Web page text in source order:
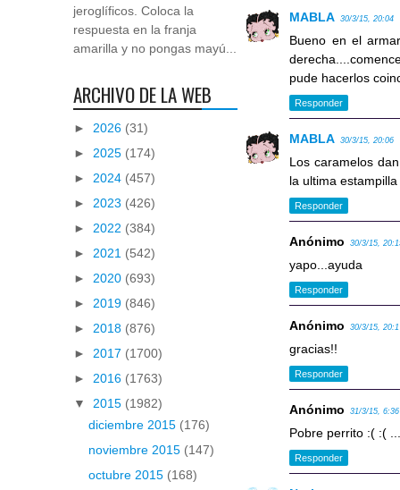
MABLA 30/3/15, 20:04
Bueno en el
pude hacerlos
Responder
MABLA 30/3/15, 20:06
Los caramelos
la ultima
Responder
Anónimo 30/3/15,
yapo...ayuda
Responder
Anónimo 30/3/15,
gracias!!
Responder
Anónimo 31/3/15, 6:36
Pobre perrito :( :(
Responder
jeroglíficos. Coloca la
respuesta en la franja
amarilla y no pongas mayú...
ARCHIVO DE LA WEB
► 2026 (31)
► 2025 (174)
► 2024 (457)
► 2023 (426)
► 2022 (384)
► 2021 (542)
► 2020 (693)
► 2019 (846)
► 2018 (876)
► 2017 (1700)
► 2016 (1763)
▼ 2015 (1982)
diciembre 2015 (176)
noviembre 2015 (147)
octubre 2015 (168)